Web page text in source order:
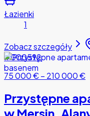
Łazienki
1
Zobacz szczegóły
#000592
75 000 €– 210 000 €
Przystępne